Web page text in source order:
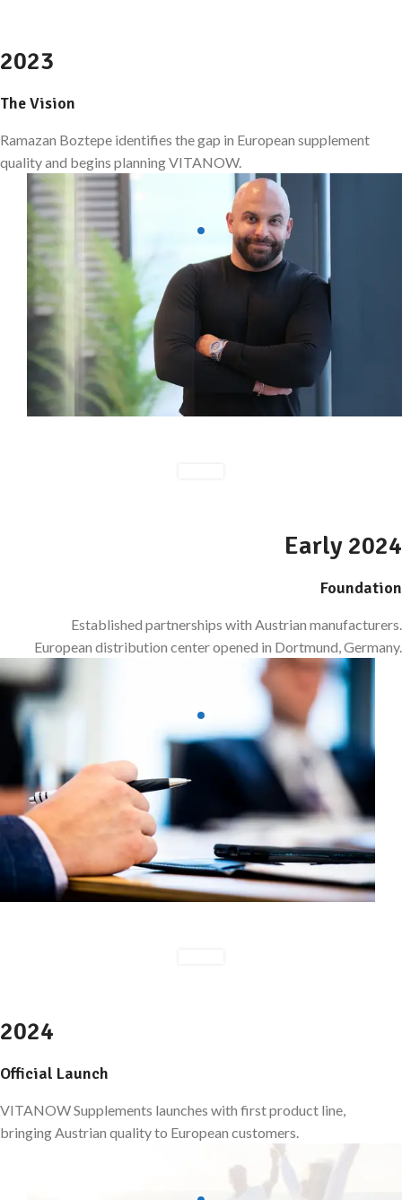
2023
The Vision
Ramazan Boztepe identifies the gap in European supplement
quality and begins planning VITANOW.
Early 2024
Foundation
Established partnerships with Austrian manufacturers.
European distribution center opened in Dortmund, Germany.
2024
Official Launch
VITANOW Supplements launches with first product line,
bringing Austrian quality to European customers.